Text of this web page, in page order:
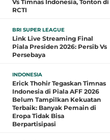
Vs Timnas Indonesia, Tonton di
RCTI
BRI SUPER LEAGUE
Link Live Streaming Final
Piala Presiden 2026: Persib Vs
Persebaya
INDONESIA
Erick Thohir Tegaskan Timnas
Indonesia di Piala AFF 2026
Belum Tampilkan Kekuatan
Terbaik: Banyak Pemain di
Eropa Tidak Bisa
Berpartisipasi